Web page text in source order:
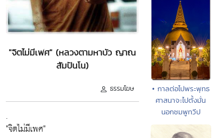
"จิตไม่มีเพศ" (หลวงตามหาบัว ญาณ
สัมปันโน)
ธรรมโฆษ
.
"จิตไม่มีเพศ"
• กาลต่อไปพระพุทธ
ศาสนาจะไปตั้งมั่น
นอกชมพูทวีป